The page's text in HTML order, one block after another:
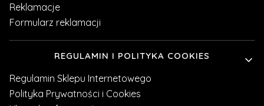
Reklamacje
Formularz reklamacji
REGULAMIN I POLITYKA COOKIES
Regulamin Sklepu Internetowego
Polityka Prywatności i Cookies